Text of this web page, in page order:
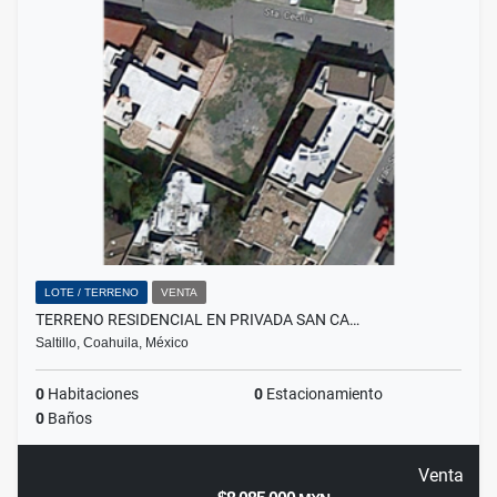
LOTE / TERRENO VENTA
TERRENO RESIDENCIAL EN PRIVADA SAN CA…
Saltillo, Coahuila, México
0 Habitaciones 0 Estacionamiento
0 Baños
Venta